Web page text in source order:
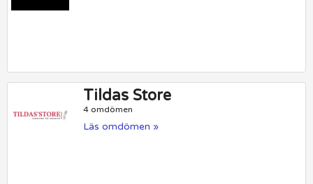
Tildas Store
4 omdömen
Läs omdömen »